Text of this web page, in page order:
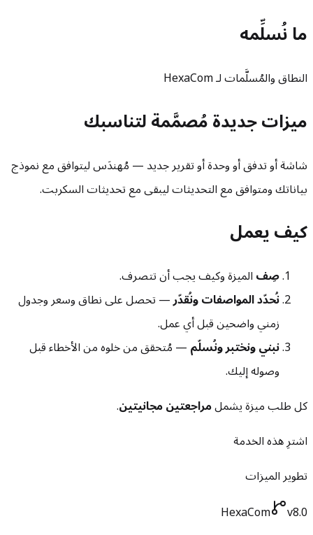
ما نُسلِّمه
النطاق والمُسلَّمات لـ HexaCom
ميزات جديدة مُصمَّمة لتناسبك
شاشة أو تدفق أو وحدة أو تقرير جديد — مُهندَس ليتوافق مع نموذج
بياناتك ومتوافق مع التحديثات ليبقى مع تحديثات السكربت.
كيف يعمل
صِفالميزة وكيف يجب أن تتصرف.
نُحدّد المواصفات ونُقدّر— تحصل على نطاق وسعر وجدول
زمني واضحين قبل أي عمل.
نبني ونختبر ونُسلّم— مُتحقق من خلوه من الأخطاء قبل
وصوله إليك.
كل طلب ميزة يشملمراجعتين مجانيتين.
اشترِ هذه الخدمة
تطوير الميزات
HexaCom
v8.0